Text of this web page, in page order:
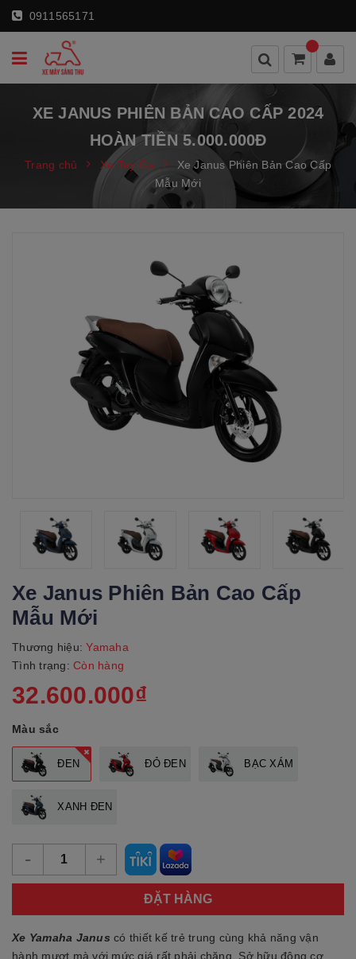
0911565171
XE JANUS PHIÊN BẢN CAO CẤP 2024
HOÀN TIỀN 5.000.000Đ
Trang chủ Xe Tay Ga
Xe Janus Phiên Bản Cao Cấp
Mẫu Mới
Xe Janus Phiên Bản Cao Cấp
Mẫu Mới
Thương hiệu: Yamaha
Tình trạng: Còn hàng
32.600.000₫
Màu sắc
ĐEN ĐỎ ĐEN BẠC XÁM
XANH ĐEN
- +
ĐẶT HÀNG
Xe Yamaha Janus có thiết kế trẻ trung cùng khả năng vận
hành mượt mà với mức giá rất phải chăng. Sở hữu động cơ